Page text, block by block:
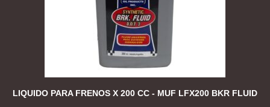
LIQUIDO PARA FRENOS X 200 CC - MUF LFX200 BKR FLUID